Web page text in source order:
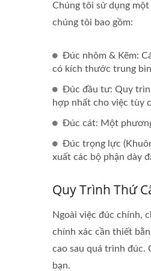
Chúng tôi sử dụng
chúng tôi bao gồm:
Đúc nhôm & Kẽm:
có kích thước trung
Đúc đầu tư: Quy
hợp nhất cho việc tùy
Đúc cát: Một
Đúc trọng lực
xuất các bộ phận dày
Quy Trình Thứ
Ngoài việc đúc chính,
chính xác cần thiết
cao sau quá trình đúc.
bạn.
Dụng Cụ Đa